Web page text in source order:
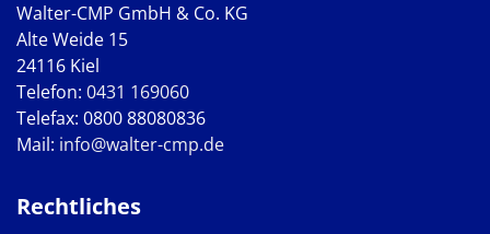
Walter-CMP GmbH & Co. KG
Alte Weide 15
24116 Kiel
Telefon: 0431 169060
Telefax: 0800 88080836
Mail: info@walter-cmp.de
Rechtliches